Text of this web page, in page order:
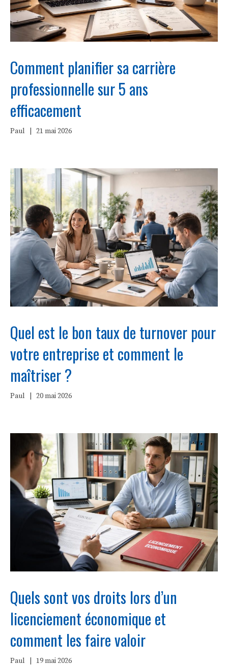
Comment planifier sa carrière
professionnelle sur 5 ans
efficacement
Paul 21 mai 2026
Quel est le bon taux de turnover pour
votre entreprise et comment le
maîtriser ?
Paul 20 mai 2026
Quels sont vos droits lors d’un
licenciement économique et
comment les faire valoir
Paul 19 mai 2026